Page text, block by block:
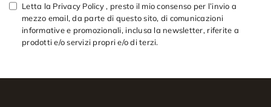
Letta la Privacy Policy , presto il mio consenso per l’invio a
mezzo email, da parte di questo sito, di comunicazioni
informative e promozionali, inclusa la newsletter, riferite a
prodotti e/o servizi propri e/o di terzi.